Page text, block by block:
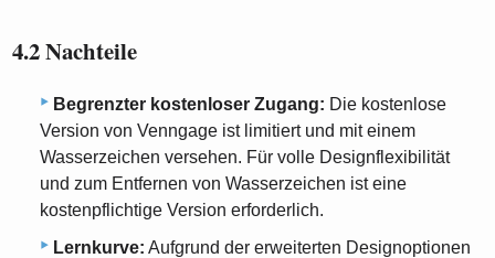
4.2 Nachteile
Begrenzter kostenloser Zugang: Die kostenlose
Version von Venngage ist limitiert und mit einem
Wasserzeichen versehen. Für volle Designflexibilität
und zum Entfernen von Wasserzeichen ist eine
kostenpflichtige Version erforderlich.
Lernkurve: Aufgrund der erweiterten Designoptionen